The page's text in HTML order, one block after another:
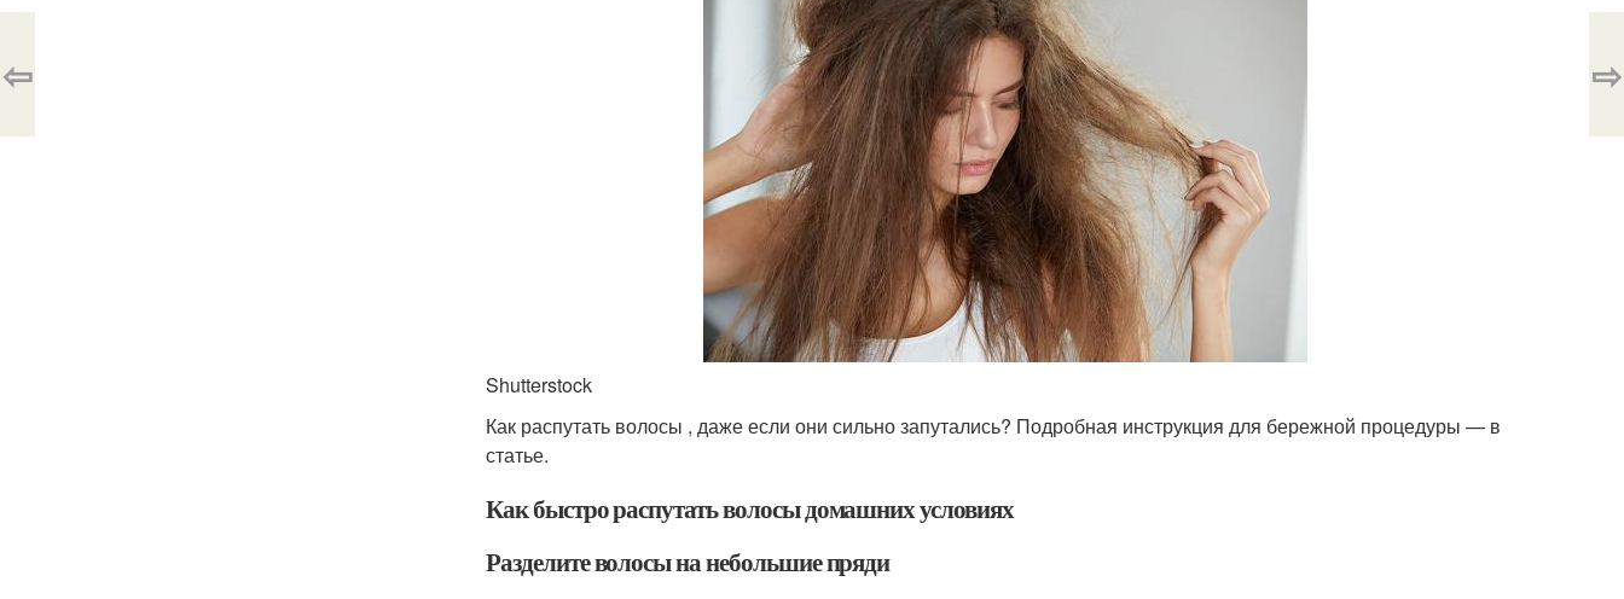
Shutterstock
Как распутать волосы , даже если они сильно запутались? Подробная инструкция для бережной процедуры — в
статье.
Как быстро распутать волосы домашних условиях
Разделите волосы на небольшие пряди
⇦ ⇨